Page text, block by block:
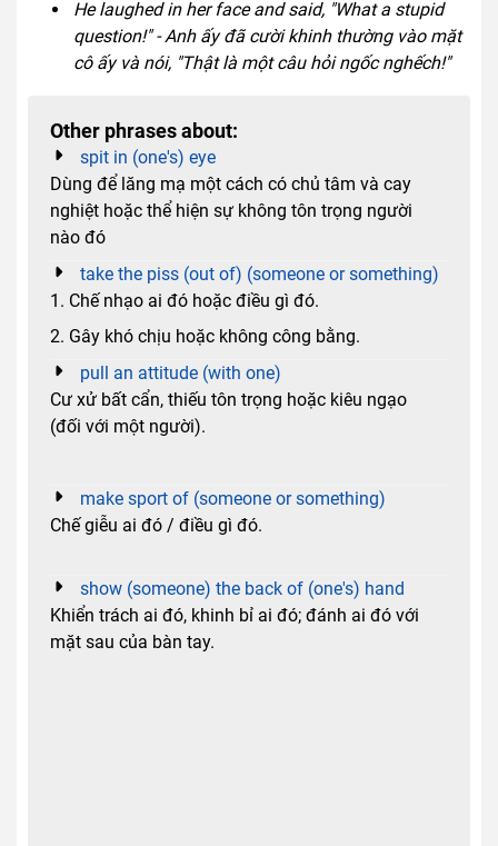
He laughed in her face and said, "What a stupid
question!" - Anh ấy đã cười khinh thường vào mặt
cô ấy và nói, "Thật là một câu hỏi ngốc nghếch!"
Other phrases about:
spit in (one's) eye
Dùng để lăng mạ một cách có chủ tâm và cay
nghiệt hoặc thể hiện sự không tôn trọng người
nào đó
take the piss (out of) (someone or something)
1. Chế nhạo ai đó hoặc điều gì đó.
2. Gây khó chịu hoặc không công bằng.
pull an attitude (with one)
Cư xử bất cẩn, thiếu tôn trọng hoặc kiêu ngạo
(đối với một người).
make sport of (someone or something)
Chế giễu ai đó / điều gì đó.
show (someone) the back of (one's) hand
Khiển trách ai đó, khinh bỉ ai đó; đánh ai đó với
mặt sau của bàn tay.